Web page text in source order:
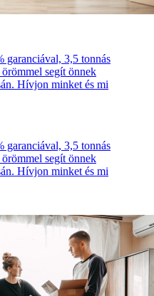
garanciával, 3,5 tonnás
segít önnek
Hívjon minket és mi
garanciával, 3,5 tonnás
segít önnek
Hívjon minket és mi